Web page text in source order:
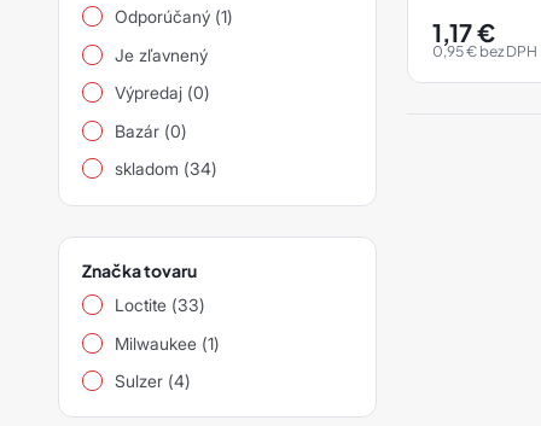
siastrip
siawat
Ostatní
Odporúčaný (1)
Je zľavnený
Výpredaj (0)
Bazár (0)
skladom (34)
Značka tovaru
Loctite (33)
Milwaukee (1)
Sulzer (4)
1,17€
0,95€ bez DPH